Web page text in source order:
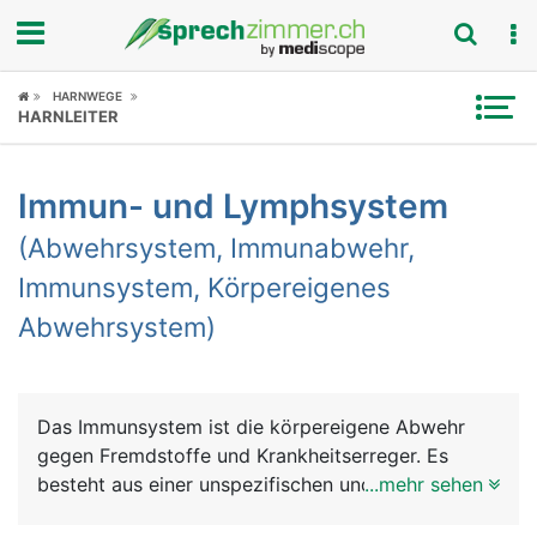
Fokus
Symptome
Untersuchungen
News
Rubriken
HARNWEGE
HARNLEITER
Immun- und Lymphsystem
(Abwehrsystem, Immunabwehr,
Immunsystem, Körpereigenes
Abwehrsystem)
Das Immunsystem ist die körpereigene Abwehr
gegen Fremdstoffe und Krankheitserreger. Es
besteht aus einer unspezifischen und einer...mehr sehen